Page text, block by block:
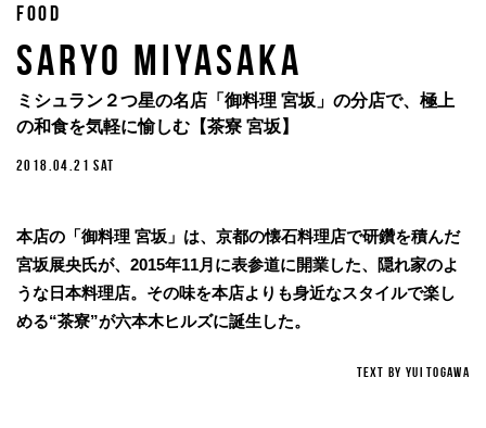
FOOD
Saryo Miyasaka
ミシュラン２つ星の名店「御料理 宮坂」の分店で、極上
の和食を気軽に愉しむ【茶寮 宮坂】
2018.04.21 SAT
本店の「御料理 宮坂」は、京都の懐石料理店で研鑽を積んだ
宮坂展央氏が、2015年11月に表参道に開業した、隠れ家のよ
うな日本料理店。その味を本店よりも身近なスタイルで楽し
める“茶寮”が六本木ヒルズに誕生した。
TEXT BY Yui Togawa